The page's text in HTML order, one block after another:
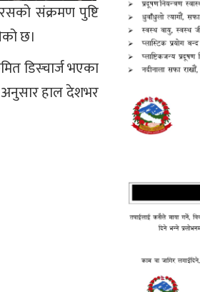
संक्रमण पुष्टि
छ।
डिस्चार्ज भएका
हाल देशभर